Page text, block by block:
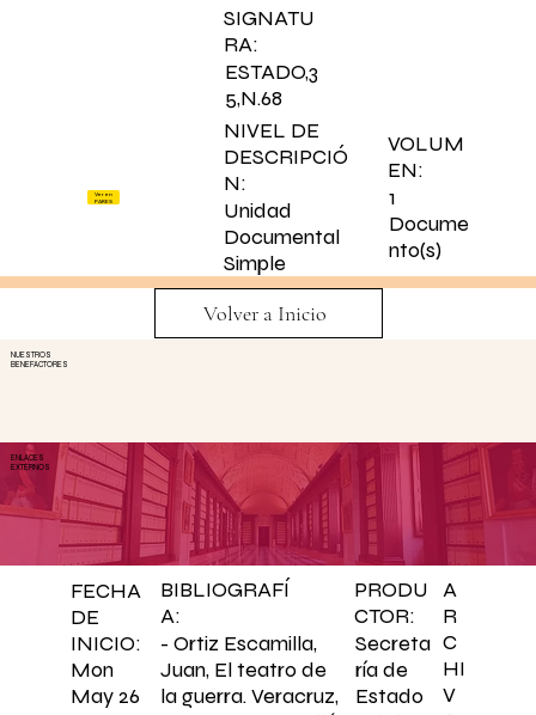
SIGNATU
RA:
ESTADO,3
5,N.68
NIVEL DE
DESCRIPCIÓ
N:
Unidad
Documental
Simple
Ver en
PARES
VOLUM
EN:
1
Docume
nto(s)
FECHA
DE
INICIO:
Mon
May 26
BIBLIOGRAFÍ
A:
- Ortiz Escamilla,
Juan, El teatro de
la guerra. Veracruz,
PRODU
CTOR:
Secreta
ría de
Estado
A
R
C
HI
V
Volver a Inicio
NUESTROS
BENEFACTORES
ENLACES
EXTERNOS